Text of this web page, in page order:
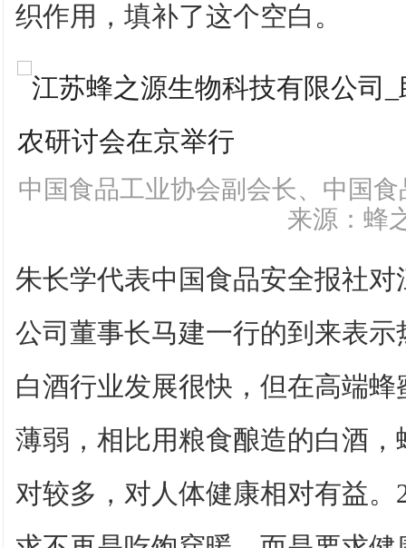
织作用，填补了这个空白。
中国食品工业协会副会长、中国
来源：蜂
朱长学代表中国食品安全报社
公司董事长马建一行的到来表
白酒行业发展很快，但在高端
薄弱，相比用粮食酿造的白酒
对较多，对人体健康相对有益